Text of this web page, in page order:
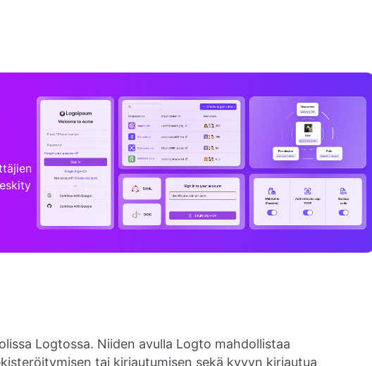
Logtossa. Niiden avulla Logto mahdollistaa
tai kirjautumisen sekä kyvyn kirjautua